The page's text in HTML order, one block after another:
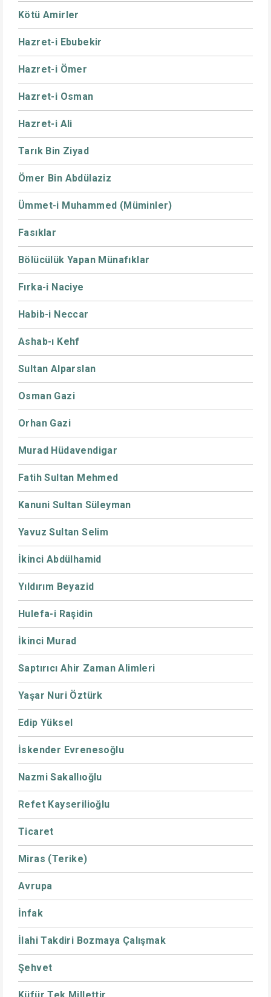
Kötü Amirler
Hazret-i Ebubekir
Hazret-i Ömer
Hazret-i Osman
Hazret-i Ali
Tarık Bin Ziyad
Ömer Bin Abdülaziz
Ümmet-i Muhammed (Müminler)
Fasıklar
Bölücülük Yapan Münafıklar
Fırka-i Naciye
Habib-i Neccar
Ashab-ı Kehf
Sultan Alparslan
Osman Gazi
Orhan Gazi
Murad Hüdavendigar
Fatih Sultan Mehmed
Kanuni Sultan Süleyman
Yavuz Sultan Selim
İkinci Abdülhamid
Yıldırım Beyazid
Hulefa-i Raşidin
İkinci Murad
Saptırıcı Ahir Zaman Alimleri
Yaşar Nuri Öztürk
Edip Yüksel
İskender Evrenesoğlu
Nazmi Sakallıoğlu
Refet Kayserilioğlu
Ticaret
Miras (Terike)
Avrupa
İnfak
İlahi Takdiri Bozmaya Çalışmak
Şehvet